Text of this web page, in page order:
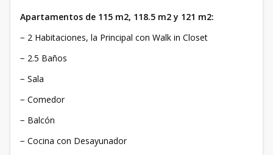
Apartamentos de 115 m2, 118.5 m2 y 121 m2:
− 2 Habitaciones, la Principal con Walk in Closet
− 2.5 Baños
− Sala
− Comedor
− Balcón
− Cocina con Desayunador